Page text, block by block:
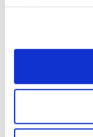
noteikumiem